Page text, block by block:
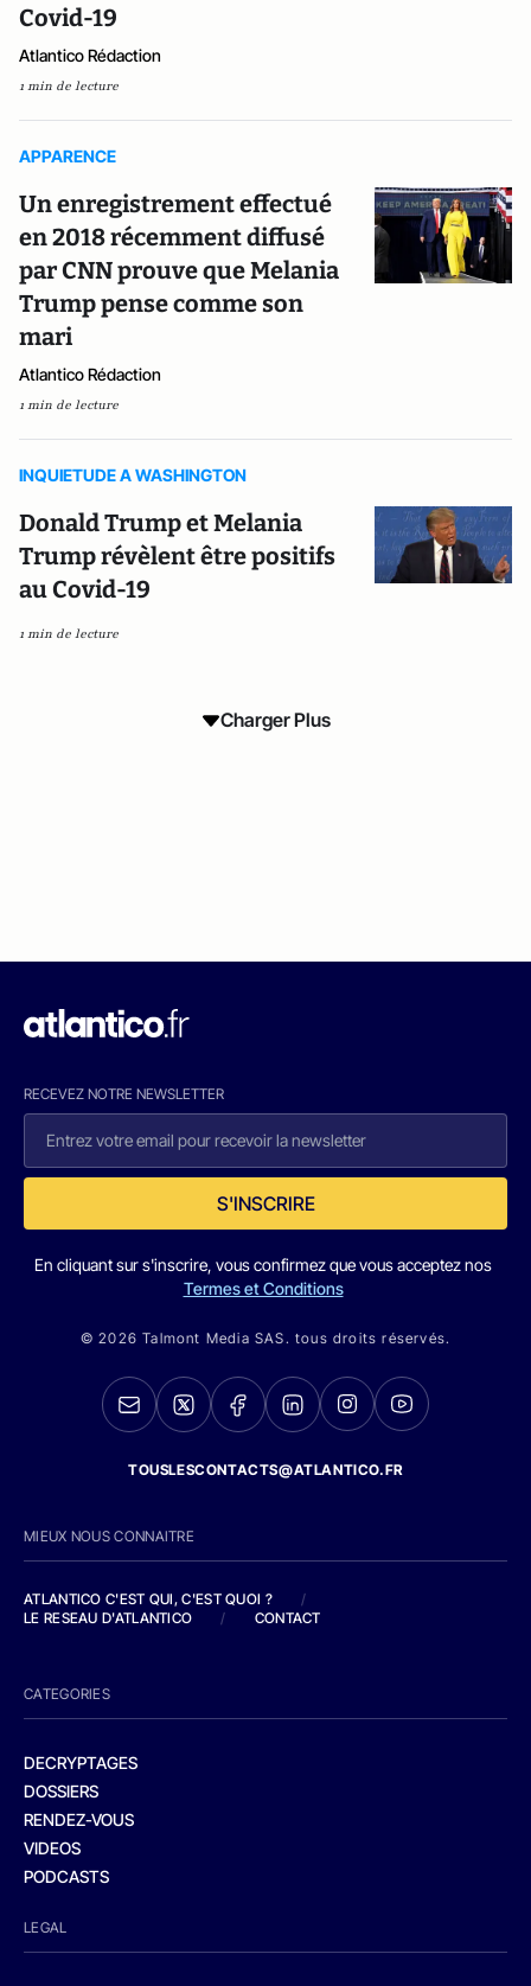
Covid-19
Atlantico Rédaction
1 min de lecture
APPARENCE
Un enregistrement effectué
en 2018 récemment diffusé
par CNN prouve que Melania
Trump pense comme son
mari
Atlantico Rédaction
1 min de lecture
INQUIETUDE A WASHINGTON
Donald Trump et Melania
Trump révèlent être positifs
au Covid-19
1 min de lecture
Charger Plus
RECEVEZ NOTRE NEWSLETTER
S'INSCRIRE
En cliquant sur s'inscrire, vous confirmez que vous acceptez nos
Termes et Conditions
© 2026 Talmont Media SAS. tous droits réservés.
TOUSLESCONTACTS@ATLANTICO.FR
MIEUX NOUS CONNAITRE
ATLANTICO C'EST QUI, C'EST QUOI ?
/
LE RESEAU D'ATLANTICO
/ CONTACT
CATEGORIES
DECRYPTAGES
DOSSIERS
RENDEZ-VOUS
VIDEOS
PODCASTS
LEGAL